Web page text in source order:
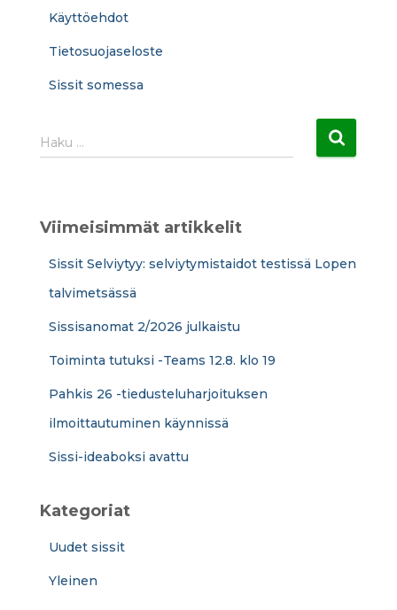
Käyttöehdot
Tietosuojaseloste
Sissit somessa
H
a
Haku …
Viimeisimmät artikkelit
Sissit Selviytyy: selviytymistaidot testissä Lopen
talvimetsässä
Sissisanomat 2/2026 julkaistu
Toiminta tutuksi -Teams 12.8. klo 19
Pahkis 26 -tiedusteluharjoituksen
ilmoittautuminen käynnissä
Sissi-ideaboksi avattu
Kategoriat
Uudet sissit
Yleinen